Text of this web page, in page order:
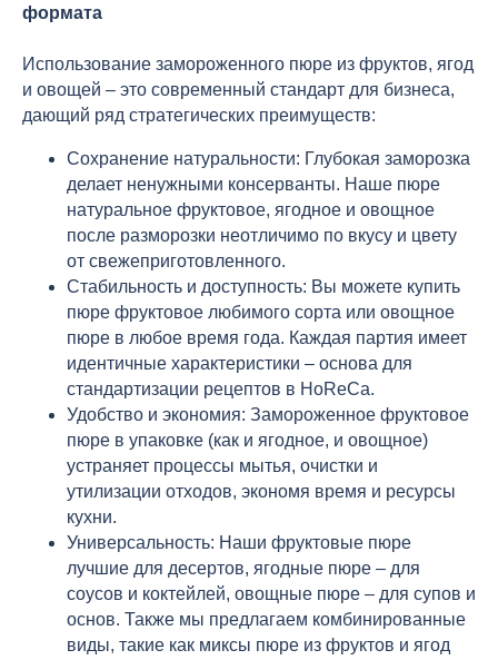
формата
Использование замороженного пюре из фруктов, ягод
и овощей – это современный стандарт для бизнеса,
дающий ряд стратегических преимуществ:
Сохранение натуральности: Глубокая заморозка
делает ненужными консерванты. Наше пюре
натуральное фруктовое, ягодное и овощное
после разморозки неотличимо по вкусу и цвету
от свежеприготовленного.
Стабильность и доступность: Вы можете купить
пюре фруктовое любимого сорта или овощное
пюре в любое время года. Каждая партия имеет
идентичные характеристики – основа для
стандартизации рецептов в HoReCa.
Удобство и экономия: Замороженное фруктовое
пюре в упаковке (как и ягодное, и овощное)
устраняет процессы мытья, очистки и
утилизации отходов, экономя время и ресурсы
кухни.
Универсальность: Наши фруктовые пюре
лучшие для десертов, ягодные пюре – для
соусов и коктейлей, овощные пюре – для супов и
основ. Также мы предлагаем комбинированные
виды, такие как миксы пюре из фруктов и ягод